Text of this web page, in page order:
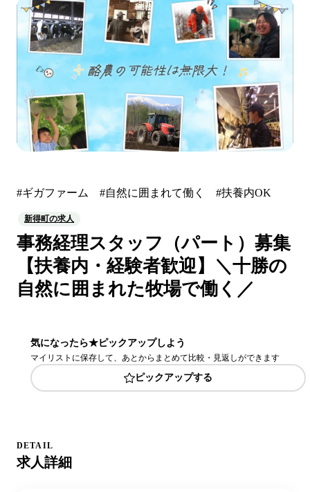
#ギガファーム #自然に囲まれて働く #扶養内OK
新得町の求人
事務経理スタッフ（パート）募集
【扶養内・経験者歓迎】＼十勝の
自然に囲まれた牧場で働く／
気になったら★ピックアップしよう
マイリストに保存して、あとからまとめて比較・見返しができます
ピックアップする
DETAIL
求人詳細